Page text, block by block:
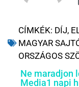
CÍMKÉK: DÍJ,
MAGYAR
ORSZÁGOS
Ne maradjon
Media1 napi